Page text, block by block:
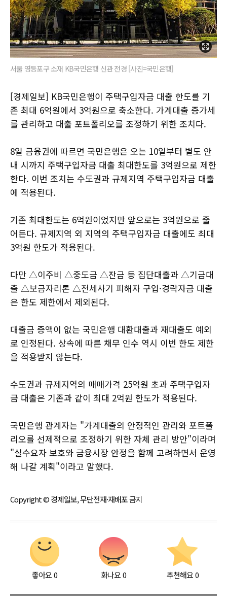
서울 영등포구 소재 KB국민은행 신관 전경 [사진=국민은행]
[경제일보] KB국민은행이 주택구입자금 대출 한도를 기
존 최대 6억원에서 3억원으로 축소한다. 가계대출 증가세
를 관리하고 대출 포트폴리오를 조정하기 위한 조치다.
8일 금융권에 따르면 국민은행은 오는 10일부터 별도 안
내 시까지 주택구입자금 대출 최대한도를 3억원으로 제한
한다. 이번 조치는 수도권과 규제지역 주택구입자금 대출
에 적용된다.
기존 최대한도는 6억원이었지만 앞으로는 3억원으로 줄
어든다. 규제지역 외 지역의 주택구입자금 대출에도 최대
3억원 한도가 적용된다.
다만 △이주비 △중도금 △잔금 등 집단대출과 △기금대
출 △보금자리론 △전세사기 피해자 구입·경락자금 대출
은 한도 제한에서 제외된다.
대출금 증액이 없는 국민은행 대환대출과 재대출도 예외
로 인정된다. 상속에 따른 채무 인수 역시 이번 한도 제한
을 적용받지 않는다.
수도권과 규제지역의 매매가격 25억원 초과 주택구입자
금 대출은 기존과 같이 최대 2억원 한도가 적용된다.
국민은행 관계자는 "가계대출의 안정적인 관리와 포트폴
리오를 선제적으로 조정하기 위한 자체 관리 방안"이라며
"실수요자 보호와 금융시장 안정을 함께 고려하면서 운영
해 나갈 계획"이라고 말했다.
Copyright © 경제일보, 무단전재·재배포 금지
좋아요0 화나요0 추천해요 0